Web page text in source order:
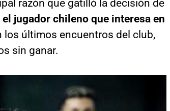
razón que gatilló la decisión de
jugador chileno que interesa en
los últimos encuentros del club,
sin ganar.